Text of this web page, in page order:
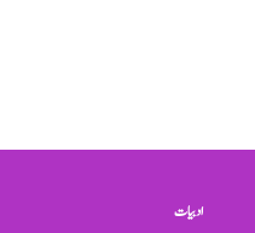
ادبیات